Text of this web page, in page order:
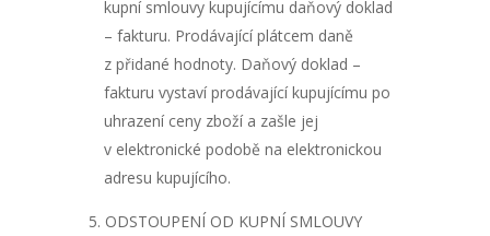
kupní smlouvy kupujícímu daňový doklad
– fakturu. Prodávající plátcem daně
z přidané hodnoty. Daňový doklad –
fakturu vystaví prodávající kupujícímu po
uhrazení ceny zboží a zašle jej
v elektronické podobě na elektronickou
adresu kupujícího.
ODSTOUPENÍ OD KUPNÍ SMLOUVY